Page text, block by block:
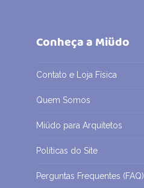
Conheça a Miüdo
Contato e Loja Física
Quem Somos
Miüdo para Arquitetos
Políticas do Site
Perguntas Frequentes (FAQ)